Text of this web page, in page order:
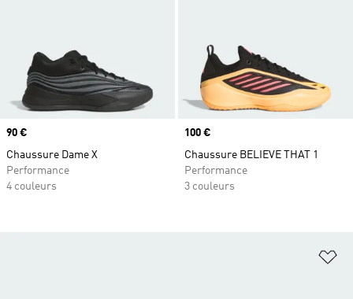
Prix
90 €
Chaussure Dame X
Performance
4 couleurs
Prix
100 €
Chaussure BELIEVE THAT 1
Performance
3 couleurs